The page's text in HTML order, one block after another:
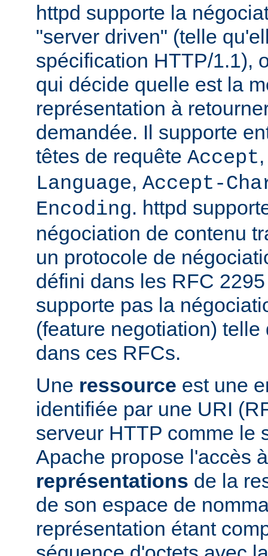
httpd supporte la
"server driven" (telle
spécification HTTP/1.1),
qui décide quelle est la
représentation à
demandée. Il supporte
têtes de requête Accept
Language, Accept-
Encoding. httpd
négociation de contenu
un protocole de
défini dans les RFC
supporte pas la
(feature negotiation)
dans ces RFCs.
Une ressource est une
identifiée par une URI
serveur HTTP comme le
Apache propose l'accès
représentations de la
de son espace de
représentation étant